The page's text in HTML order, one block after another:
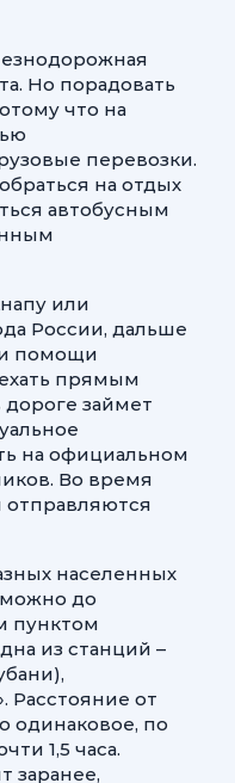
Но порадовать
что на
перевозки.
на отдых
автобусным
или
России, дальше
помощи
прямым
займет
на официальном
Во время
отправляются
населенных
можно до
пунктом
из станций –
Расстояние от
одинаковое, по
1,5 часа.
заранее,